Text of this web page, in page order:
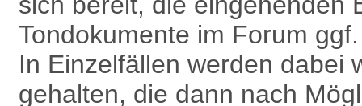
Tondokumente im Forum
In Einzelfällen werden dabei
gehalten, die dann nach